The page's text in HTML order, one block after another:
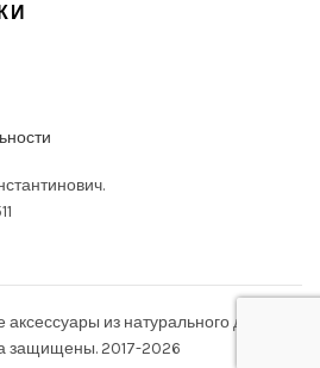
из натурального дерева.
защищены. 2017-2026